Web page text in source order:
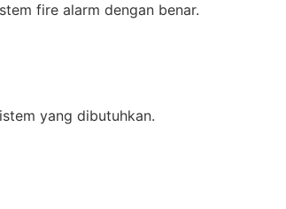
fire alarm dengan benar.
yang dibutuhkan.